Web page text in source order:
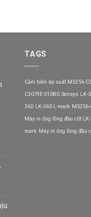
TAGS
Cảm biến áp suất M5256-
C3079E-010BG Sensys LK-
360 LK-360 L-mark M5256-
Máy in ống lồng đầu cốt
mark Máy in ống lồng đầu